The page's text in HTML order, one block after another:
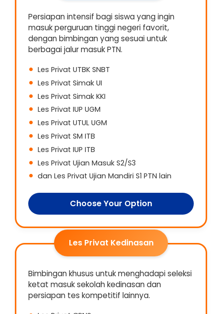
Persiapan intensif bagi siswa yang ingin
masuk perguruan tinggi negeri favorit,
dengan bimbingan yang sesuai untuk
berbagai jalur masuk PTN.
Les Privat UTBK SNBT
Les Privat Simak UI
Les Privat Simak KKI
Les Privat IUP UGM
Les Privat UTUL UGM
Les Privat SM ITB
Les Privat IUP ITB
Les Privat Ujian Masuk S2/S3
dan Les Privat Ujian Mandiri S1 PTN lain
Choose Your Option
Les Privat Kedinasan
Bimbingan khusus untuk menghadapi seleksi
ketat masuk sekolah kedinasan dan
persiapan tes kompetitif lainnya.